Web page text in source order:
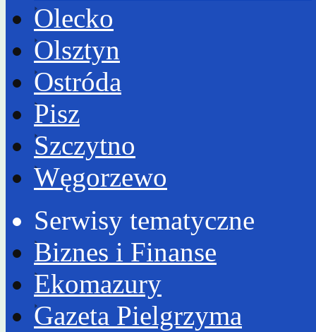
Olecko
Olsztyn
Ostróda
Pisz
Szczytno
Węgorzewo
Serwisy tematyczne
Biznes i Finanse
Ekomazury
Gazeta Pielgrzyma